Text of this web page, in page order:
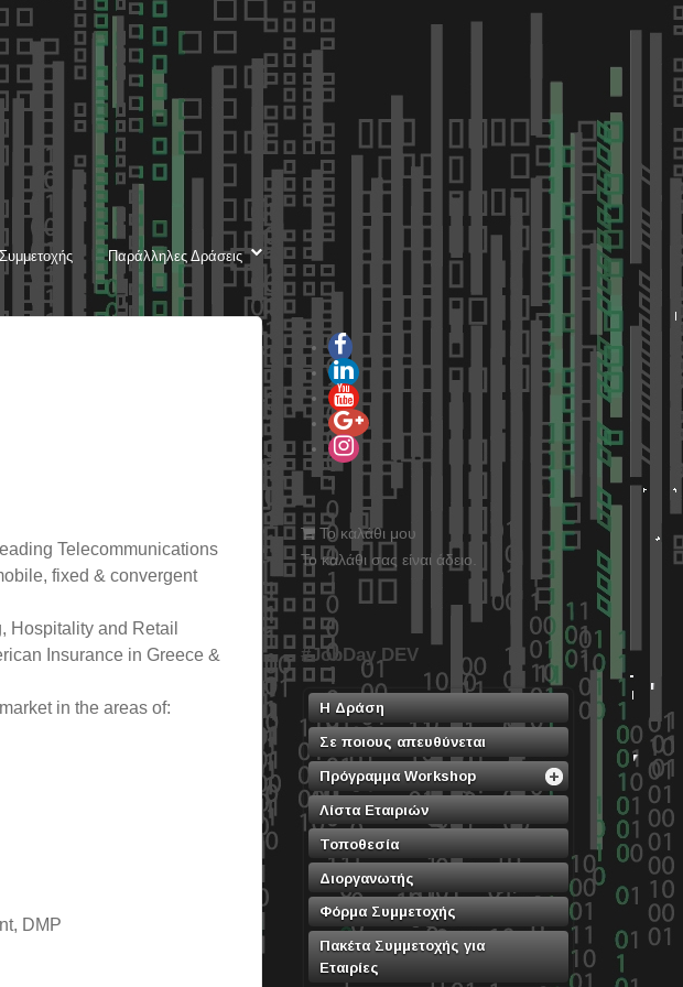
Παράλληλες Δράσεις
Telecommunications
fixed & convergent
Hospitality and Retail
Insurance in Greece &
in the areas of:
DMP
Το καλάθι μου
Το καλάθι σας είναι άδειο.
#JobDay DEV
Η Δράση
Σε ποιους απευθύνεται
Πρόγραμμα Workshop
Λίστα Εταιριών
Τοποθεσία
Διοργανωτής
Φόρμα Συμμετοχής
Πακέτα Συμμετοχής για
Εταιρίες